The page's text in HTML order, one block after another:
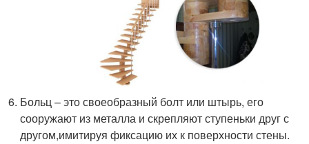
Больц – это своеобразный болт или штырь, его
сооружают из металла и скрепляют ступеньки друг с
другом,имитируя фиксацию их к поверхности стены.